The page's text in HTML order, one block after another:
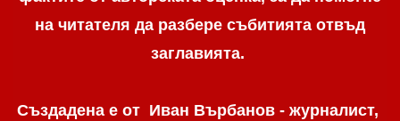
на читателя да разбере събитията отвъд
заглавията.
Създадена е от Иван Върбанов - журналист,